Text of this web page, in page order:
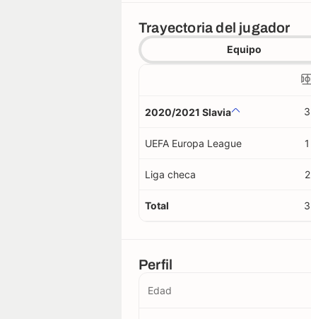
Trayectoria del jugador
Equipo
2020/2021 Slavia 3
UEFA Europa League 1
Liga checa 2
Total 3
Perfil
Edad